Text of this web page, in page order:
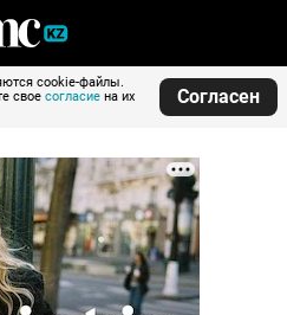
cookie-файлы.
свое согласие на их
Согласен